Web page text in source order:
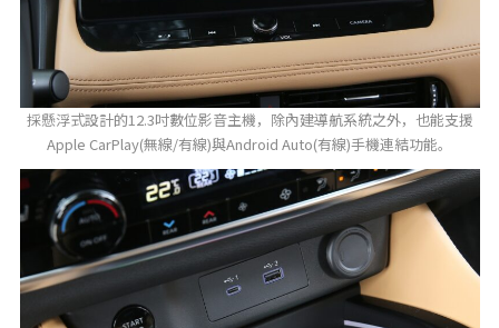
採懸浮式設計的12.3吋數位影音主機，除內建導航系統之外，也能支援
Apple CarPlay(無線/有線)與Android Auto(有線)手機連結功能。